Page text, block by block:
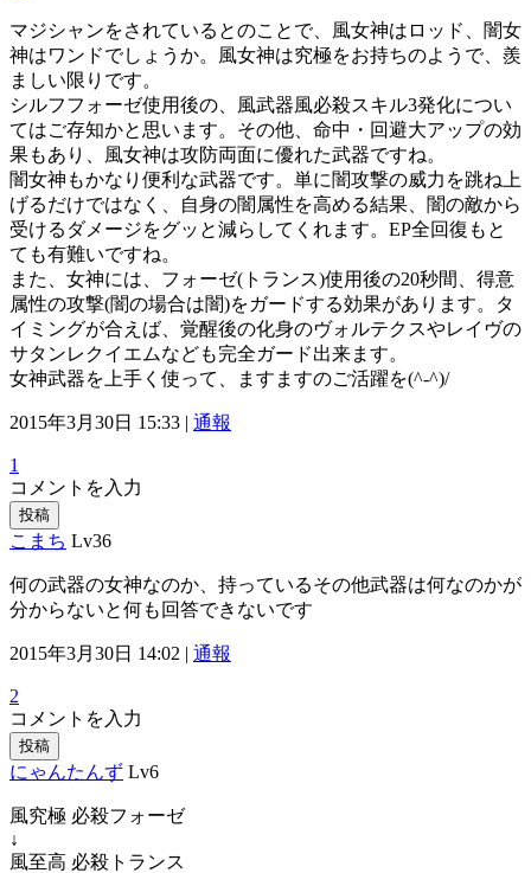
マジシャンをされているとのことで、風女神はロッド、闇女
神はワンドでしょうか。風女神は究極をお持ちのようで、羨
ましい限りです。
シルフフォーゼ使用後の、風武器風必殺スキル3発化につい
てはご存知かと思います。その他、命中・回避大アップの効
果もあり、風女神は攻防両面に優れた武器ですね。
闇女神もかなり便利な武器です。単に闇攻撃の威力を跳ね上
げるだけではなく、自身の闇属性を高める結果、闇の敵から
受けるダメージをグッと減らしてくれます。EP全回復もと
ても有難いですね。
また、女神には、フォーゼ(トランス)使用後の20秒間、得意
属性の攻撃(闇の場合は闇)をガードする効果があります。タ
イミングが合えば、覚醒後の化身のヴォルテクスやレイヴの
サタンレクイエムなども完全ガード出来ます。
女神武器を上手く使って、ますますのご活躍を(^-^)/
2015年3月30日 15:33 | 通報
1
コメントを入力
投稿
こまち Lv36
何の武器の女神なのか、持っているその他武器は何なのかが
分からないと何も回答できないです
2015年3月30日 14:02 | 通報
2
コメントを入力
投稿
にゃんたんず Lv6
風究極 必殺フォーゼ
↓
風至高 必殺トランス